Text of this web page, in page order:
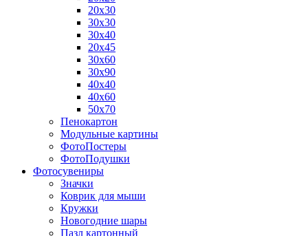
20х30
30х30
30х40
20х45
30х60
30х90
40х40
40х60
50х70
Пенокартон
Модульные картины
ФотоПостеры
ФотоПодушки
Фотоcувениры
Значки
Коврик для мыши
Кружки
Новогодние шары
Пазл картонный